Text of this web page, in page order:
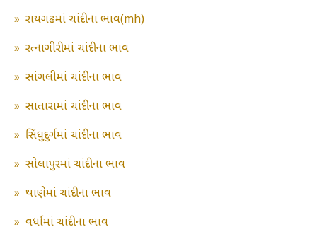
» રાયગઢમાં ચાંદીના ભાવ(mh)
» રત્નાગીરીમાં ચાંદીના ભાવ
» સાંગલીમાં ચાંદીના ભાવ
» સાતારામાં ચાંદીના ભાવ
» સિંધુદુર્ગમાં ચાંદીના ભાવ
» સોલાપુરમાં ચાંદીના ભાવ
» થાણેમાં ચાંદીના ભાવ
» વર્ધામાં ચાંદીના ભાવ